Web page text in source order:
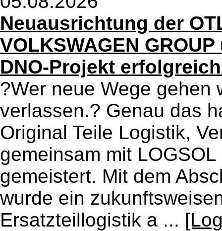
Neuausrichtung der
VOLKSWAGEN
DNO-Projekt
?Wer neue Wege gehen
verlassen.? Genau das
Original Teile Logistik,
gemeinsam mit
gemeistert. Mit dem
wurde ein
Ersatzteillogistik a ...